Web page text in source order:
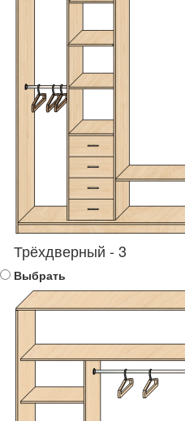
Трёхдверный - 3
Выбрать